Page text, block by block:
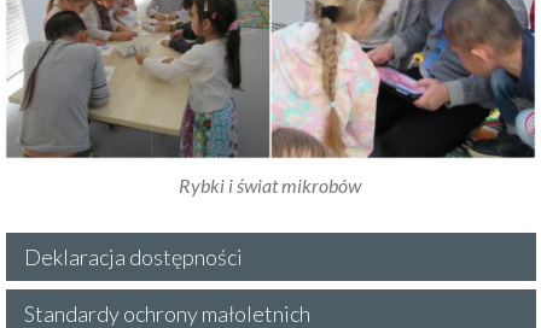
Rybki i świat mikrobów
Deklaracja dostępności
Standardy ochrony małoletnich